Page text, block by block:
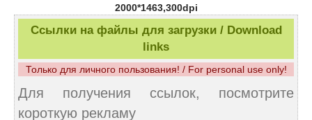
2000*1463,300dpi
Ссылки на файлы для загрузки / Download
links
Только для личного пользования! / For personal use only!
Для получения ссылок, посмотрите
короткую рекламу